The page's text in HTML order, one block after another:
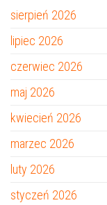
sierpień 2026
lipiec 2026
czerwiec 2026
maj 2026
kwiecień 2026
marzec 2026
luty 2026
styczeń 2026